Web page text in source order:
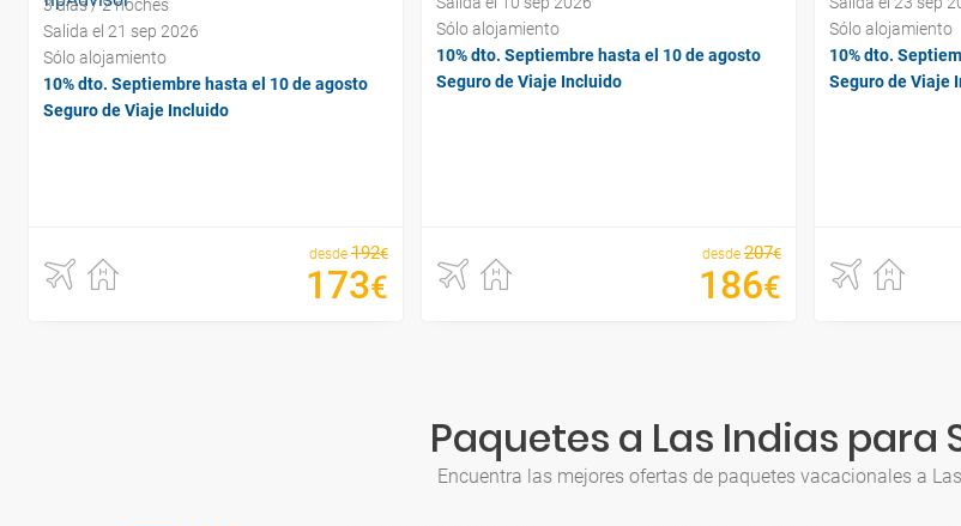
3 días / 2 noches
Salida el 21 sep 2026
Sólo alojamiento
10% dto. Septiembre hasta el 10 de agosto
Seguro de Viaje Incluido
desde 192€
173€
Sólo alojamiento
10% dto. Septiembre hasta el 10 de agosto
Seguro de Viaje Incluido
desde 207€
186€
Sólo alojamiento
10% dto.
Seguro de Viaje
Paquetes a Las Indias para
Encuentra las mejores ofertas de paquetes vacacionales a